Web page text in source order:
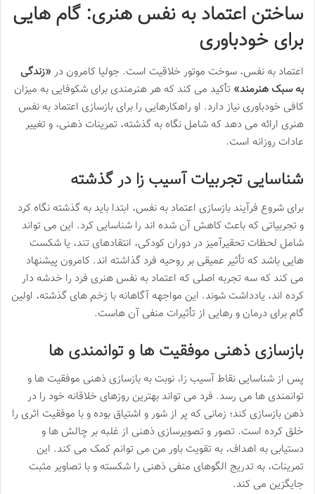
ساختن اعتماد به نفس هنری: گام هایی
برای خودباوری
اعتماد به نفس، سوخت موتور خلاقیت است. جولیا کامرون در «زندگی
به سبک هنرمند» تأکید می کند که هر هنرمندی برای شکوفایی به میزان
کافی خودباوری نیاز دارد. او راهکارهایی را برای بازسازی اعتماد به نفس
هنری ارائه می دهد که شامل نگاه به گذشته، تمرینات ذهنی، و تغییر
عادات روزانه است.
شناسایی تجربیات آسیب زا در گذشته
برای شروع فرآیند بازسازی اعتماد به نفس، ابتدا باید به گذشته نگاه کرد
و تجربیاتی که باعث کاهش آن شده اند را شناسایی کرد. این می تواند
شامل لحظات تحقیرآمیز در دوران کودکی، انتقادهای تند، یا شکست
هایی باشد که تأثیر عمیقی بر روحیه فرد گذاشته اند. کامرون پیشنهاد
می کند که سه تجربه اصلی که اعتماد به نفس هنری فرد را خدشه دار
کرده اند، یادداشت شوند. این مواجهه آگاهانه با زخم های گذشته، اولین
گام برای درمان و رهایی از تأثیرات منفی آن هاست.
بازسازی ذهنی موفقیت ها و توانمندی ها
پس از شناسایی نقاط آسیب زا، نوبت به بازسازی ذهنی موفقیت ها و
توانمندی ها می رسد. فرد می تواند بهترین روزهای خلاقانه خود را در
ذهن بازسازی کند؛ زمانی که پر از شور و اشتیاق بوده و با موفقیت اثری را
خلق کرده است. تصور و تصویرسازی ذهنی از غلبه بر چالش ها و
دستیابی به اهداف، به تقویت باور من می توانم کمک می کند. این
تمرینات، به تدریج الگوهای منفی ذهنی را شکسته و با تصاویر مثبت
جایگزین می کند.